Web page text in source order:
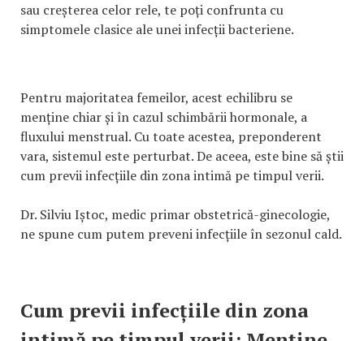
sau creșterea celor rele, te poți confrunta cu
simptomele clasice ale unei infecții bacteriene.
Pentru majoritatea femeilor, acest echilibru se
menține chiar și în cazul schimbării hormonale, a
fluxului menstrual. Cu toate acestea, preponderent
vara, sistemul este perturbat. De aceea, este bine să știi
cum previi infecțiile din zona intimă pe timpul verii.
Dr. Silviu Iștoc, medic primar obstetrică-ginecologie,
ne spune cum putem preveni infecțiile în sezonul cald.
Cum previi infecțiile din zona